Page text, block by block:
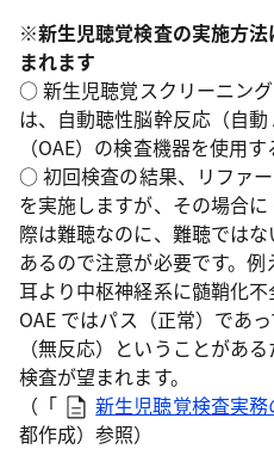
※新生児聴覚検査の実施方
まれます
○ 新生児聴覚スクリーニン
は、自動聴性脳幹反応（自
（OAE）の検査機器を使用
○ 初回検査の結果、リファ
を実施しますが、その場合
際は難聴なのに、難聴では
あるので注意が必要です。
耳より中枢神経系に髄鞘化不
OAE ではパス（正常）であ
（無反応）ということがあ
検査が望まれます。
（「
新生児聴覚検査実務
都作成）参照）